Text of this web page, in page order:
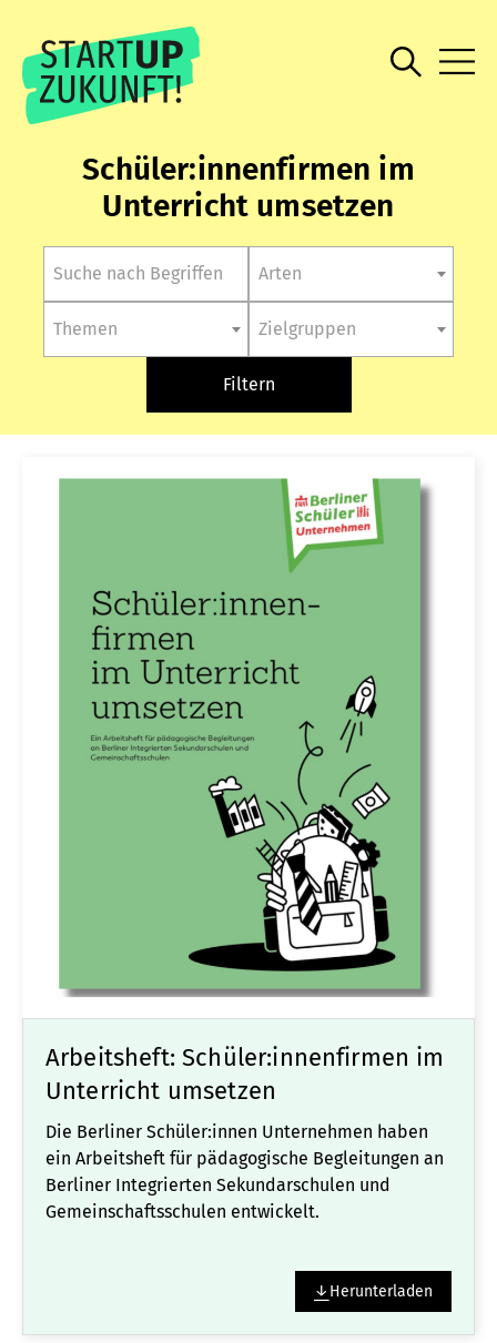
Schüler:innenfirmen im
Unterricht umsetzen
Arten
Themen Zielgruppen
Filtern
Arbeitsheft: Schüler:innenfirmen im
Unterricht umsetzen
Die Berliner Schüler:innen Unternehmen haben
ein Arbeitsheft für pädagogische Begleitungen an
Berliner Integrierten Sekundarschulen und
Gemeinschaftsschulen entwickelt.
Herunterladen